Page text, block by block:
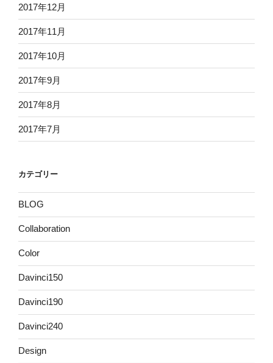
2017年12月
2017年11月
2017年10月
2017年9月
2017年8月
2017年7月
カテゴリー
BLOG
Collaboration
Color
Davinci150
Davinci190
Davinci240
Design